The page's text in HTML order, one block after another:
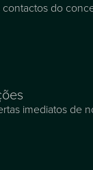
contactos do
imediatos de